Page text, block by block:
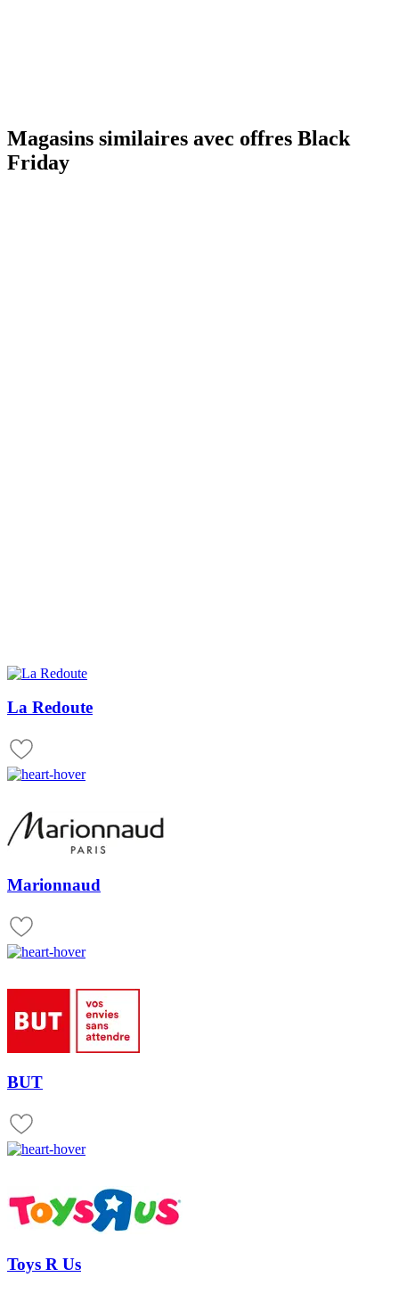
Magasins similaires avec offres Black
Friday
La Redoute
Marionnaud
BUT
Toys R Us